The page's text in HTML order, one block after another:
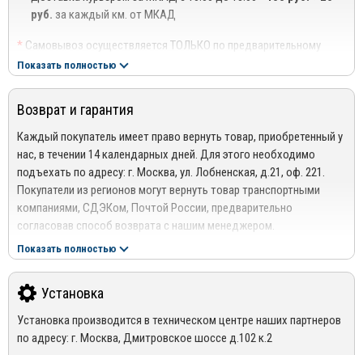
Эстетичность – изделия создаются с учетом современных
Прочность – нержавеющая сталь высшего класса способна
выдерживать значительные механические и
Износостойкость – аксессуары не боятся воздействия
щелочей, кислот и реагентов, которые используются в зимний
период;
Устойчивость к коррозии – обработка продукции по особой
технологии гарантирует высокую коррозийную стойкость;
Экологичность и легкость в уходе – изделия не выделяют в
атмосферу вредных и токсичных веществ, очищаются при
Еще одной немаловажной особенностью продукции компании
выступает простота и надежность монтажа. Все аксессуары
плотно фиксируются к поверхности кузова и не требуют каких-
руб. за каждый км. от МКАД
* Самовывоз осуществляется ТОЛЬКО по предварительному
согласованию с менеджером!
проходная ТЦ или БЦ).
***Доставка до квартиры/офиса платная: + 100 руб. за заказ
весом до 10 кг., +200 руб. за заказ весом свыше 10 кг.
РЕГИОНАЛЬНАЯ ДОСТАВКА ПО РОССИИ, БЕЛАРУСИИ И
КАЗАХСТАНУ
Стоимость доставки от 1000 руб. рассчитывается
менеджером!
Отправка дефлекторов капота производится по 100% оплате
заказ, либо связаться с нашим менеджером по телефонам +7
(495) 162-90-92, +7 (800) 250-01-76, либо по email:
Показать полностью
Возврат и гарантия
Каждый покупатель имеет право вернуть товар, приобретенный у
нас, в течении 14 календарных дней. Для этого необходимо
подъехать по адресу: г. Москва, ул. Лобненская, д.21, оф. 221.
Покупатели из регионов могут вернуть товар транспортными
компаниями, СДЭКом, Почтой России, предварительно
согласовав способ возврата с нашим менеджером.
Подробнее сморите в разделе
На весь ассортимент представленный в интернет-магазине
Mirdopov, распространяются гарантия производителей.
*Гарантия не распространяется на товары с дефектами,
возникшими по вине покупателя, в следствии не правильной
Показать полностью
Установка
Установка производится в техническом центре наших партнеров
по адресу: г. Москва, Дмитровское шоссе д.102 к.2